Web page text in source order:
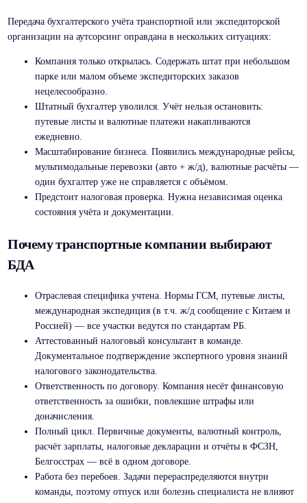
Передача бухгалтерского учёта транспортной или экспедиторской
организации на аутсорсинг оправдана в нескольких ситуациях:
Компания только открылась. Содержать штат при небольшом
парке или малом объеме экспедиторских заказов
нецелесообразно.
Штатный бухгалтер уволился. Учёт нельзя остановить:
путевые листы и валютные платежи накапливаются
ежедневно.
Масштабирование бизнеса. Появились международные рейсы,
мультимодальные перевозки (авто + ж/д), валютные расчёты —
один бухгалтер уже не справляется с объёмом.
Предстоит налоговая проверка. Нужна независимая оценка
состояния учёта и документации.
Почему транспортные компании выбирают
БДА
Отраслевая специфика учтена. Нормы ГСМ, путевые листы,
международная экспедиция (в т.ч. ж/д сообщение с Китаем и
Россией) — все участки ведутся по стандартам РБ.
Аттестованный налоговый консультант в команде.
Документальное подтверждение экспертного уровня знаний
налогового законодательства.
Ответственность по договору. Компания несёт финансовую
ответственность за ошибки, повлекшие штрафы или
доначисления.
Полный цикл. Первичные документы, валютный контроль,
расчёт зарплаты, налоговые декларации и отчёты в ФСЗН,
Белгосстрах — всё в одном договоре.
Работа без перебоев. Задачи перераспределяются внутри
команды, поэтому отпуск или болезнь специалиста не влияют